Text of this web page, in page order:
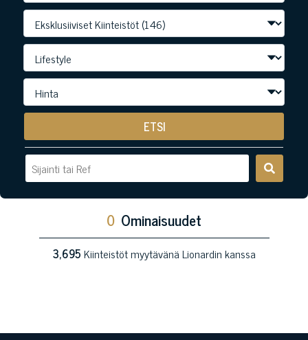
ETSI
0 Ominaisuudet
3,695Kiinteistöt myytävänä Lionardin kanssa